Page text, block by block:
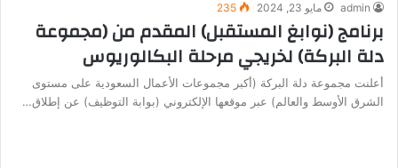
admin مايو 23, 2024 235
برنامج (نوابغ المستقبل) المقدم من (مجموعة
دلة البركة) لخريجي مرحلة البكالوريوس
أعلنت مجموعة دلة البركة (أكبر مجموعات الأعمال السعودية على مستوى
الشرق الأوسط والعالم) عبر موقعها الإلكتروني (بوابة التوظيف) عن إطلاق…